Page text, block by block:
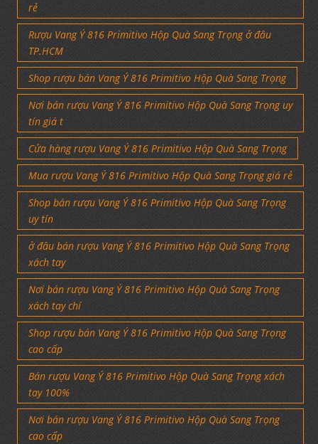
rẻ
Rượu Vang Ý 816 Primitivo Hộp Quà Sang Trọng ở đâu
TP.HCM
Shop rượu bán Vang Ý 816 Primitivo Hộp Quà Sang Trọng
Nơi bán rượu Vang Ý 816 Primitivo Hộp Quà Sang Trọng uy
tín giá t
Cửa hàng rượu Vang Ý 816 Primitivo Hộp Quà Sang Trọng
Mua rượu Vang Ý 816 Primitivo Hộp Quà Sang Trọng giá rẻ
Shop bán rượu Vang Ý 816 Primitivo Hộp Quà Sang Trọng
uy tín
ở đâu bán rượu Vang Ý 816 Primitivo Hộp Quà Sang Trọng
xách tay
Nơi bán rượu Vang Ý 816 Primitivo Hộp Quà Sang Trọng
xách tay chí
Shop rượu bán Vang Ý 816 Primitivo Hộp Quà Sang Trọng
cao cấp
Bán rượu Vang Ý 816 Primitivo Hộp Quà Sang Trọng xách
tay 100%
Nơi bán rượu Vang Ý 816 Primitivo Hộp Quà Sang Trọng
cao cấp